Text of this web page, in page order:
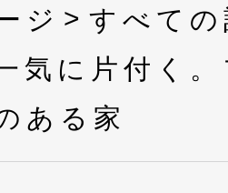
ジ
すべて
気に片付く
ある家